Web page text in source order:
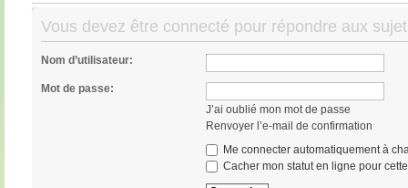
Vous devez être connecté pour répondre aux
Nom d’utilisateur:
Mot de passe:
J’ai oublié mon mot de passe
Renvoyer l’e-mail de confirmation
Me connecter automatiquement à
Cacher mon statut en ligne pour